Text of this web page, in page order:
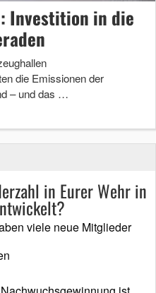
Investition in die
die Emissionen der
– und das …
in Eurer Wehr in
viele neue Mitglieder